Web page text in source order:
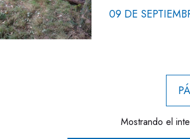
09 DE
Mostrando el